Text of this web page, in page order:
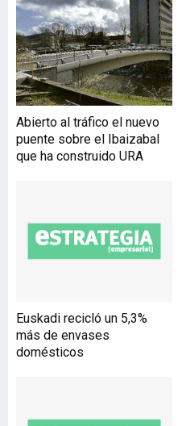
Abierto al tráfico el nuevo
puente sobre el Ibaizabal
que ha construido URA
Euskadi recicló un 5,3%
más de envases
domésticos